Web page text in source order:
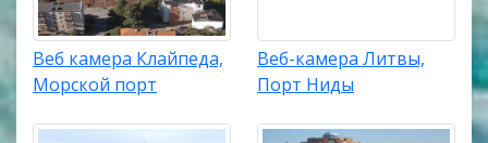
Веб камера Клайпеда,
Морской порт
Веб-камера Литвы,
Порт Ниды